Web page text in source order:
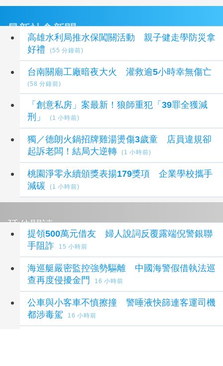
最新社會新聞
高雄水利局推水保闖關活動 親子健走學防災拿
好禮
(55 分鐘前)
台南關廟工廠暗夜大火 灌救逾5小時幸無傷亡
(58 分鐘前)
「創意私房」案最新！狼師重犯「39罪全獲減
刑」
(1 小時前)
獨／德朗火鍋招牌雞湯燙傷3歲童 店員違規卻
起訴老闆！結局大逆轉
(1 小時前)
桃園淨零永續頒獎表揚179獎項 企業學校攜手
減碳
(1 小時前)
延伸閱讀
提領500萬元借友 婦人說詞反覆露端倪警銀聯
手阻詐
15 小時前
海巡艇嚴密監控強勢驅離 中國海警假借執法巡
查再度侵擾金門
16 小時前
公車與小客車不慎擦撞 警唾液快篩連客運司機
都涉毒駕
16 小時前